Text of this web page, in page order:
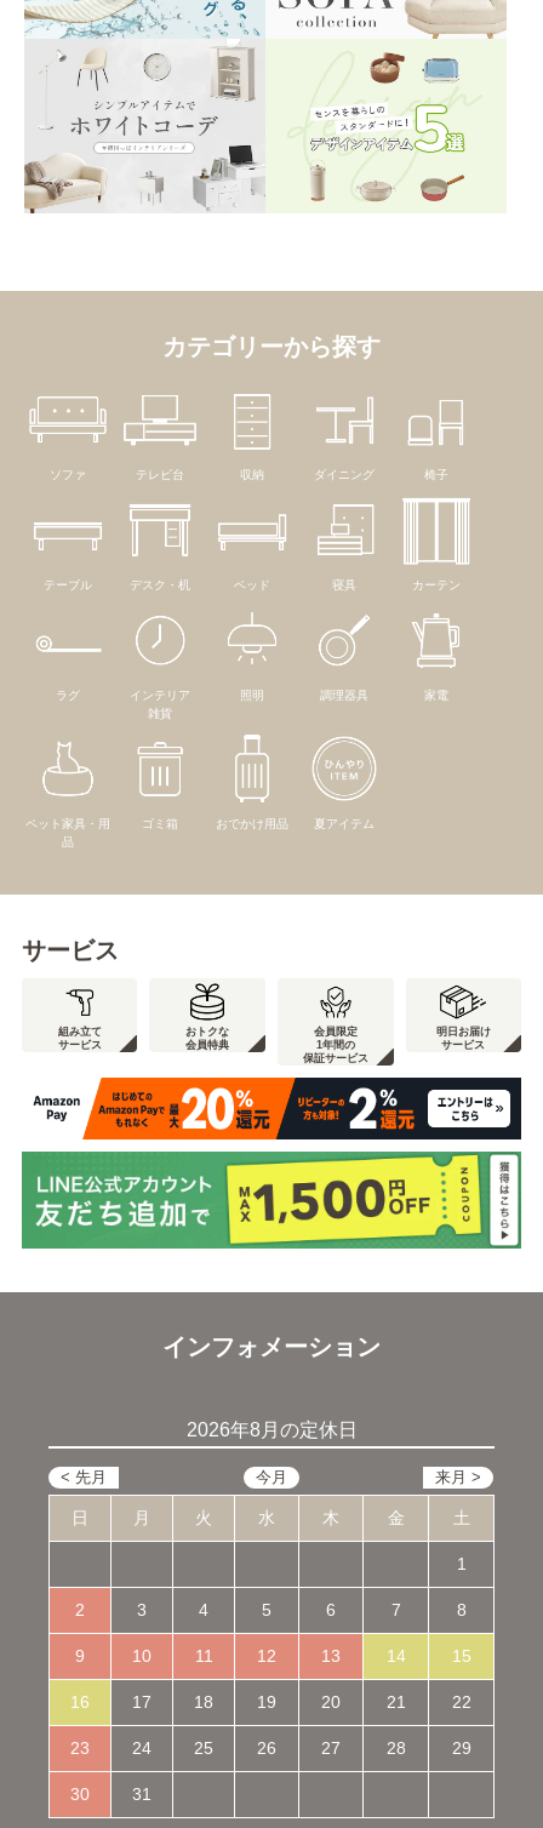
カテゴリーから探す
ソファ テレビ台 収納 ダイニング 椅子
テーブル デスク・机 ベッド 寝具 カーテン
ラグ
インテリア
雑貨
照明 調理器具 家電
ペット家具・用
品
ゴミ箱 おでかけ用品 夏アイテム
サービス
組み立て
サービス
おトクな
会員特典
会員限定
1年間の
保証サービス
明日お届け
サービス
インフォメーション
2026年8月の定休日
日 月 火 水 木 金 土
1
2 3 4 5 6 7 8
9 10 11 12 13 14 15
16 17 18 19 20 21 22
23 24 25 26 27 28 29
30 31